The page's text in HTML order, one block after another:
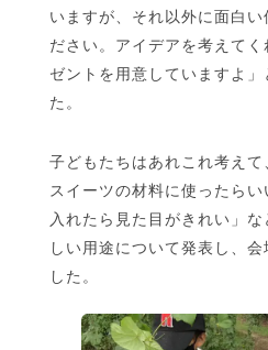
いますが、それ以外に面白い
ださい。アイデアを考えて
ゼントを用意していますよ
た。
子どもたちはあれこれ考えて
スイーツの材料に使ったら
入れたら見た目がきれい」
しい用途について発表し、
した。